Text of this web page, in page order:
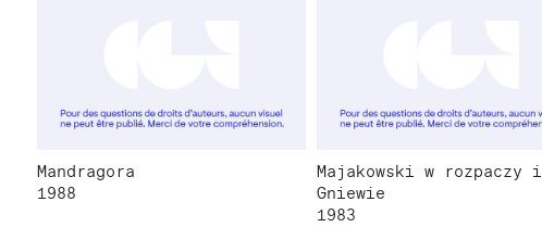
Mandragora
1988
Majakowski w rozpaczy i
Gniewie
1983